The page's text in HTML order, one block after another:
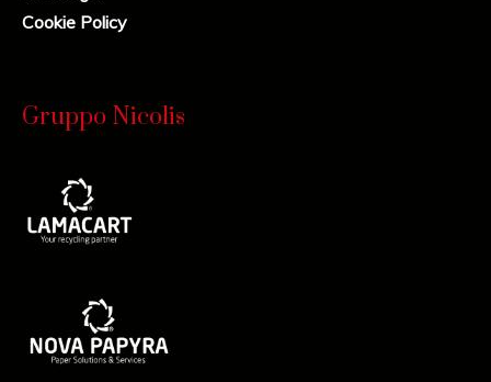
Cookie Policy
Gruppo Nicolis